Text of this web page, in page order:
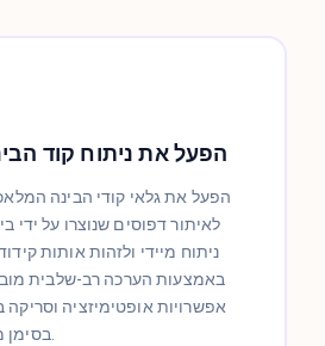
הפעל את ניתוח קוד
הפעל את גלאי קודי הבינה
לאיתור דפוסים שנוצרו על ידי
ניתוח מיידי ולזהות אותות
באמצעות הערכה רב-שלבית
אפשרויות אופטימיזציה